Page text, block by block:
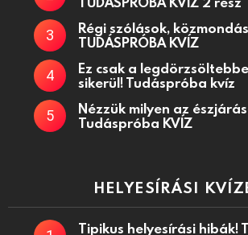
Régi szólások,
TUDÁSPRÓBA KVÍZ
Ez csak a
sikerül! Tudáspróba kvíz
Nézzük milyen az
Tudáspróba KVÍZ
HELYESÍRÁSI
Tipikus helyesírási hibák!